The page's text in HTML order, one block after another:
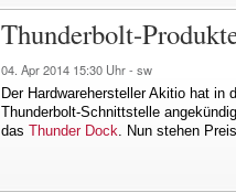
Thunderbolt-
04. Apr 2014 15:30 Uhr - sw
Der Hardwarehersteller Akitio hat in
Thunderbolt-Schnittstelle
das Thunder Dock. Nun stehen